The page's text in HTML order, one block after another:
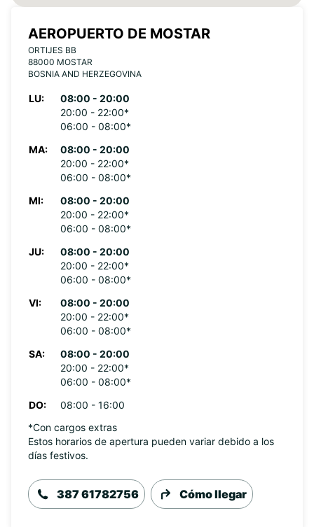
AEROPUERTO DE MOSTAR
ORTIJES BB
88000 MOSTAR
BOSNIA AND HERZEGOVINA
LU:
08:00 - 20:00
20:00 - 22:00*
06:00 - 08:00*
MA:
08:00 - 20:00
20:00 - 22:00*
06:00 - 08:00*
MI:
08:00 - 20:00
20:00 - 22:00*
06:00 - 08:00*
JU:
08:00 - 20:00
20:00 - 22:00*
06:00 - 08:00*
VI:
08:00 - 20:00
20:00 - 22:00*
06:00 - 08:00*
SA:
08:00 - 20:00
20:00 - 22:00*
06:00 - 08:00*
DO:
08:00 - 16:00
*Con cargos extras
Estos horarios de apertura pueden variar debido a los
días festivos.
387 61782756 Cómo llegar